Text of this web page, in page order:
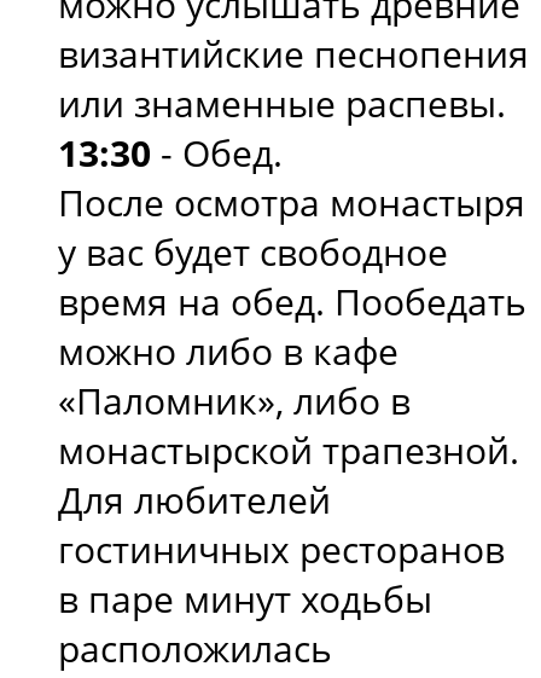
византийские песнопения
или знаменные распевы.
13:30 - Обед.
После осмотра монастыря
у вас будет свободное
время на обед. Пообедать
можно либо в кафе
«Паломник», либо в
монастырской трапезной.
Для любителей
гостиничных ресторанов
в паре минут ходьбы
расположилась